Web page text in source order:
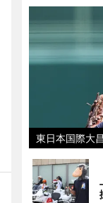
東日本国際大